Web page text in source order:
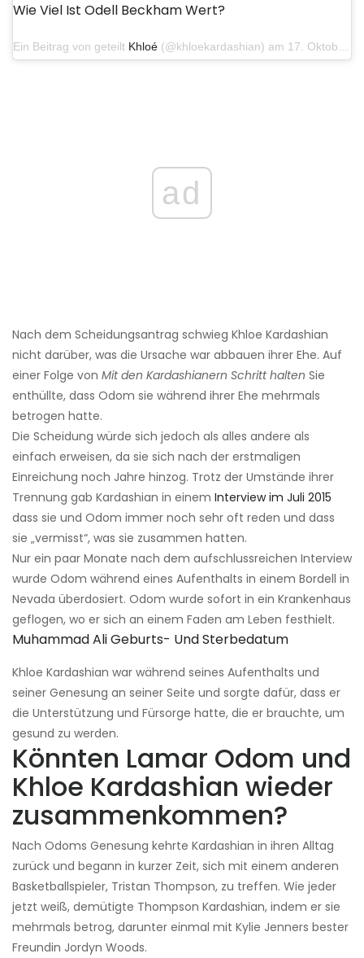
Wie Viel Ist Odell Beckham Wert?
Ein Beitrag von geteilt Khloé (@khloekardashian) am 17. Oktober 2019 um 7:57 Uhr PDT
ad
Nach dem Scheidungsantrag schwieg Khloe Kardashian
nicht darüber, was die Ursache war abbauen ihrer Ehe. Auf
einer Folge von Mit den Kardashianern Schritt halten Sie
enthüllte, dass Odom sie während ihrer Ehe mehrmals
betrogen hatte.
Die Scheidung würde sich jedoch als alles andere als
einfach erweisen, da sie sich nach der erstmaligen
Einreichung noch Jahre hinzog. Trotz der Umstände ihrer
Trennung gab Kardashian in einem Interview im Juli 2015
dass sie und Odom immer noch sehr oft reden und dass
sie „vermisst“, was sie zusammen hatten.
Nur ein paar Monate nach dem aufschlussreichen Interview
wurde Odom während eines Aufenthalts in einem Bordell in
Nevada überdosiert. Odom wurde sofort in ein Krankenhaus
geflogen, wo er sich an einem Faden am Leben festhielt.
Muhammad Ali Geburts- Und Sterbedatum
Khloe Kardashian war während seines Aufenthalts und
seiner Genesung an seiner Seite und sorgte dafür, dass er
die Unterstützung und Fürsorge hatte, die er brauchte, um
gesund zu werden.
Könnten Lamar Odom und
Khloe Kardashian wieder
zusammenkommen?
Nach Odoms Genesung kehrte Kardashian in ihren Alltag
zurück und begann in kurzer Zeit, sich mit einem anderen
Basketballspieler, Tristan Thompson, zu treffen. Wie jeder
jetzt weiß, demütigte Thompson Kardashian, indem er sie
mehrmals betrog, darunter einmal mit Kylie Jenners bester
Freundin Jordyn Woods.